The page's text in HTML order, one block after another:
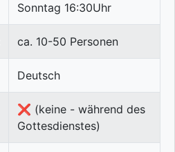
Sonntag 16:30Uhr
ca. 10-50 Personen
Deutsch
❌ (keine - während des
Gottesdienstes)